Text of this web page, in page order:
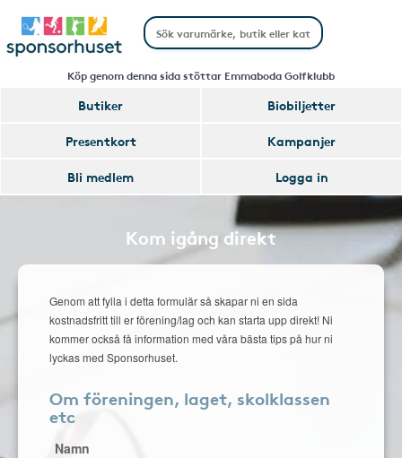
Köp genom denna sida stöttar Emmaboda Golfklubb
Butiker
Biobiljetter
Presentkort
Kampanjer
Bli medlem
Logga in
Kom igång direkt
Genom att fylla i detta formulär så skapar ni en sida
kostnadsfritt till er förening/lag och kan starta upp direkt! Ni
kommer också få information med våra bästa tips på hur ni
lyckas med Sponsorhuset.
Om föreningen, laget, skolklassen
etc
Namn